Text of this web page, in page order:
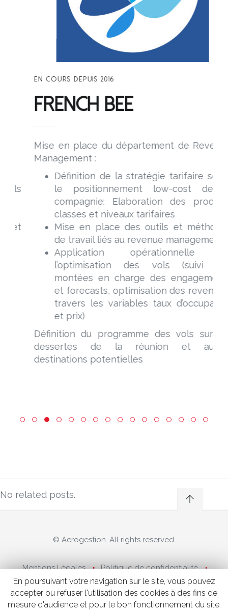
EN COURS DEPUIS 2016
French Bee
Mise en place du département de Revenue
Management :
Définition de la stratégie tarifaire selon
le positionnement low-cost de la
compagnie: Elaboration des produits,
classes et niveaux tarifaires
Mise en place des outils et méthodes
de travail liés au revenue management
Application opérationnelle de
l’optimisation des vols​ (suivi des
montées en charge des engagements
et forecasts, optimisation des revenus à
travers les variables taux d’occupation
et prix)
Définition du programme des vols sur les
dessertes de la réunion et autres
destinations potentielles
No related posts.
© Aerogestion. All rights reserved.
Mentions Légales
Politique de confidentialité
Revenue management
En poursuivant votre navigation sur le site, vous pouvez
accepter ou refuser l'utilisation des cookies à des fins de
mesure d'audience et pour le bon fonctionnement du site.